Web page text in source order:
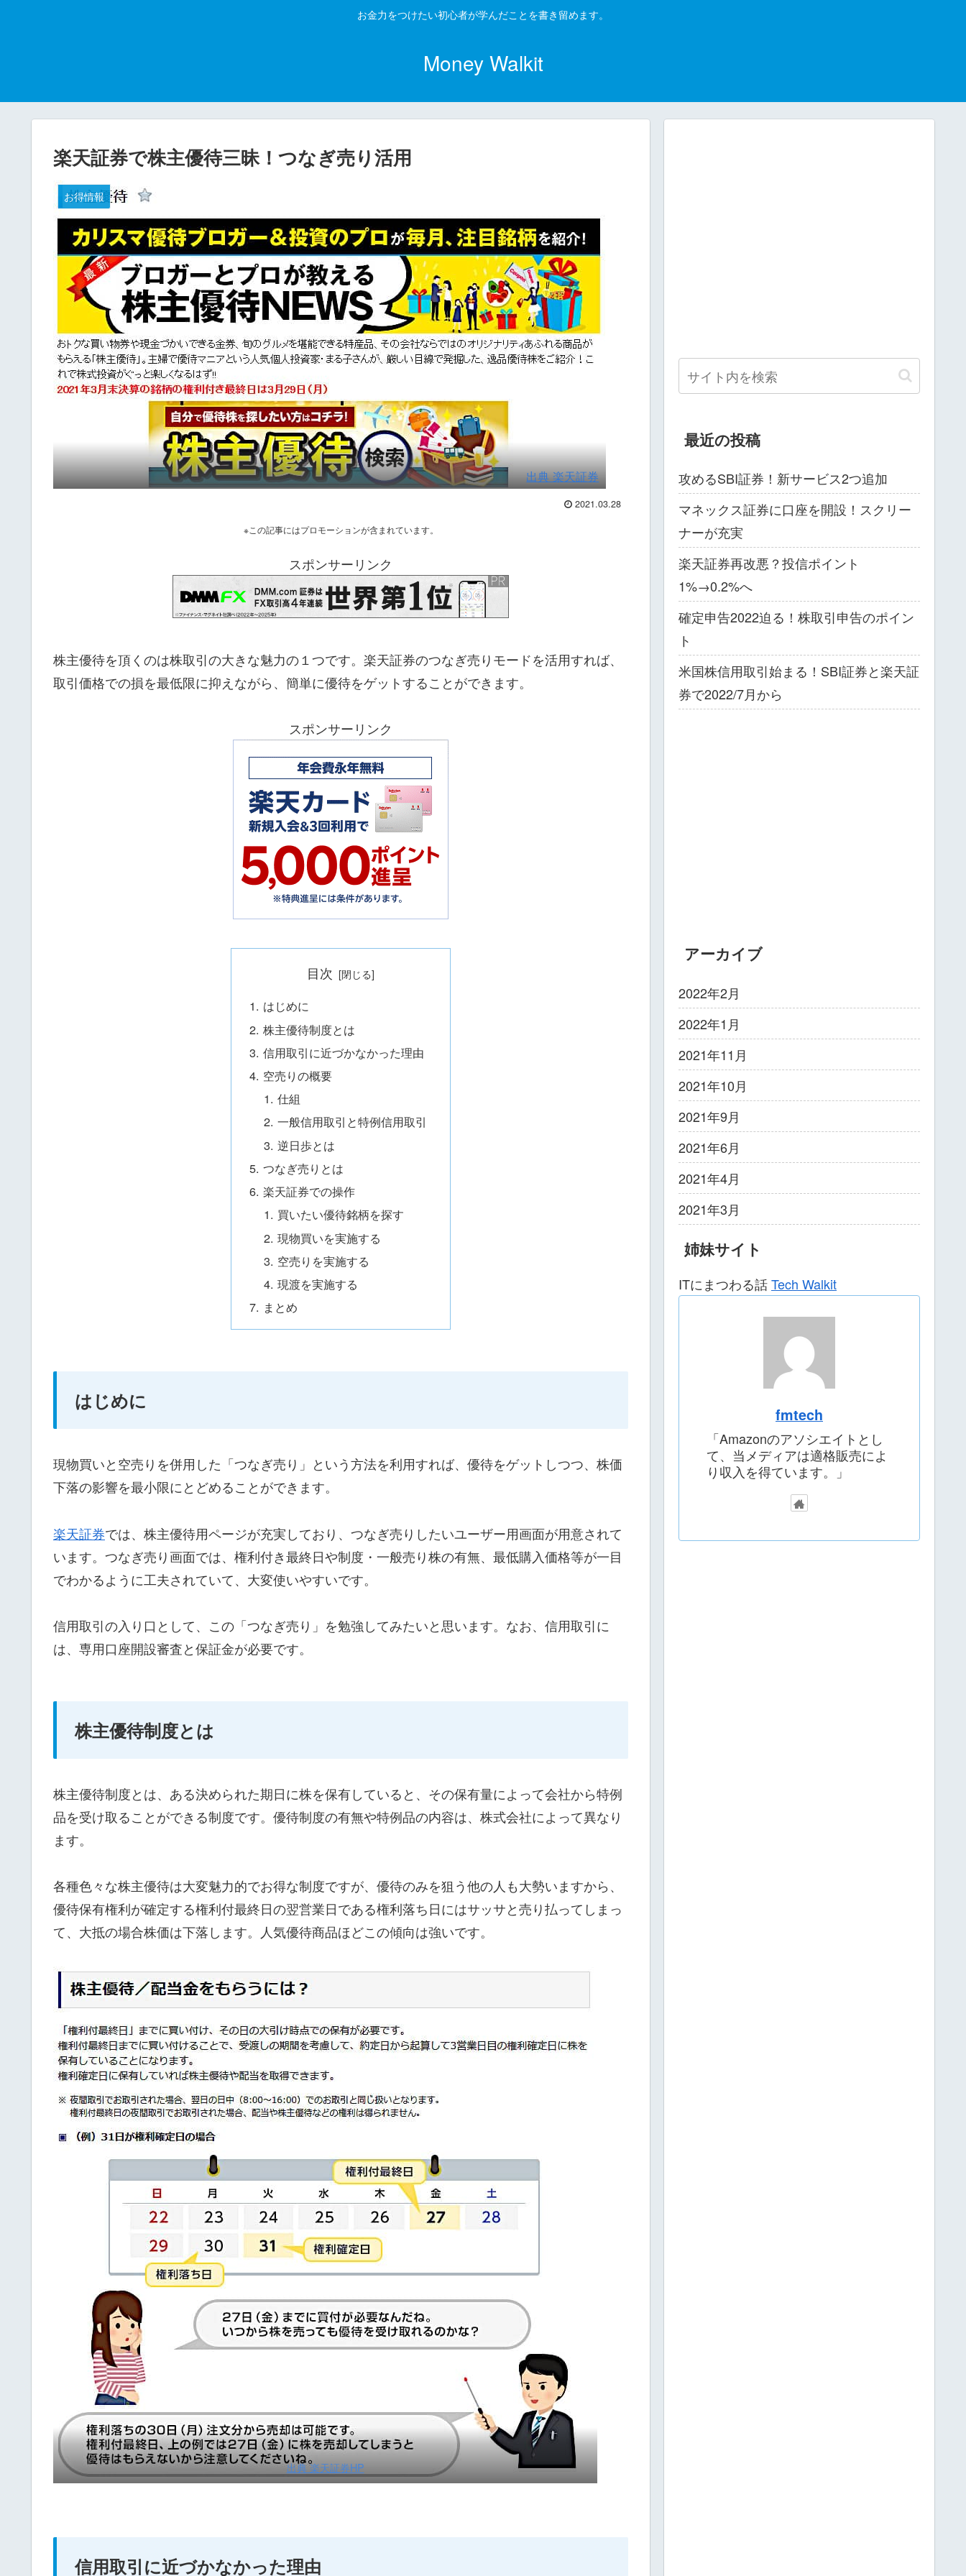
お金力をつけたい初心者が学んだことを書き留めます。
Money Walkit
楽天証券で株主優待三昧！つなぎ売り活用
お得情報
出典 楽天証券
2021.03.28
※この記事にはプロモーションが含まれています。
スポンサーリンク
株主優待を頂くのは株取引の大きな魅力の１つです。楽天証券のつなぎ売りモードを活用すれば、
取引価格での損を最低限に抑えながら、簡単に優待をゲットすることができます。
スポンサーリンク
目次
はじめに
株主優待制度とは
信用取引に近づかなかった理由
空売りの概要
仕組
一般信用取引と特例信用取引
逆日歩とは
つなぎ売りとは
楽天証券での操作
買いたい優待銘柄を探す
現物買いを実施する
空売りを実施する
現渡を実施する
まとめ
はじめに
現物買いと空売りを併用した「つなぎ売り」という方法を利用すれば、優待をゲットしつつ、株価
下落の影響を最小限にとどめることができます。
楽天証券では、株主優待用ページが充実しており、つなぎ売りしたいユーザー用画面が用意されて
います。つなぎ売り画面では、権利付き最終日や制度・一般売り株の有無、最低購入価格等が一目
でわかるように工夫されていて、大変使いやすいです。
信用取引の入り口として、この「つなぎ売り」を勉強してみたいと思います。なお、信用取引に
は、専用口座開設審査と保証金が必要です。
株主優待制度とは
株主優待制度とは、ある決められた期日に株を保有していると、その保有量によって会社から特例
品を受け取ることができる制度です。優待制度の有無や特例品の内容は、株式会社によって異なり
ます。
各種色々な株主優待は大変魅力的でお得な制度ですが、優待のみを狙う他の人も大勢いますから、
優待保有権利が確定する権利付最終日の翌営業日である権利落ち日にはサッサと売り払ってしまっ
て、大抵の場合株価は下落します。人気優待商品ほどこの傾向は強いです。
出典 楽天証券HP
信用取引に近づかなかった理由
最近の投稿
攻めるSBI証券！新サービス2つ追加
マネックス証券に口座を開設！スクリー
ナーが充実
楽天証券再改悪？投信ポイント
1%→0.2%へ
確定申告2022迫る！株取引申告のポイン
ト
米国株信用取引始まる！SBI証券と楽天証
券で2022/7月から
アーカイブ
2022年2月
2022年1月
2021年11月
2021年10月
2021年9月
2021年6月
2021年4月
2021年3月
姉妹サイト
ITにまつわる話Tech Walkit
fmtech
「Amazonのアソシエイトとし
て、当メディアは適格販売によ
り収入を得ています。」